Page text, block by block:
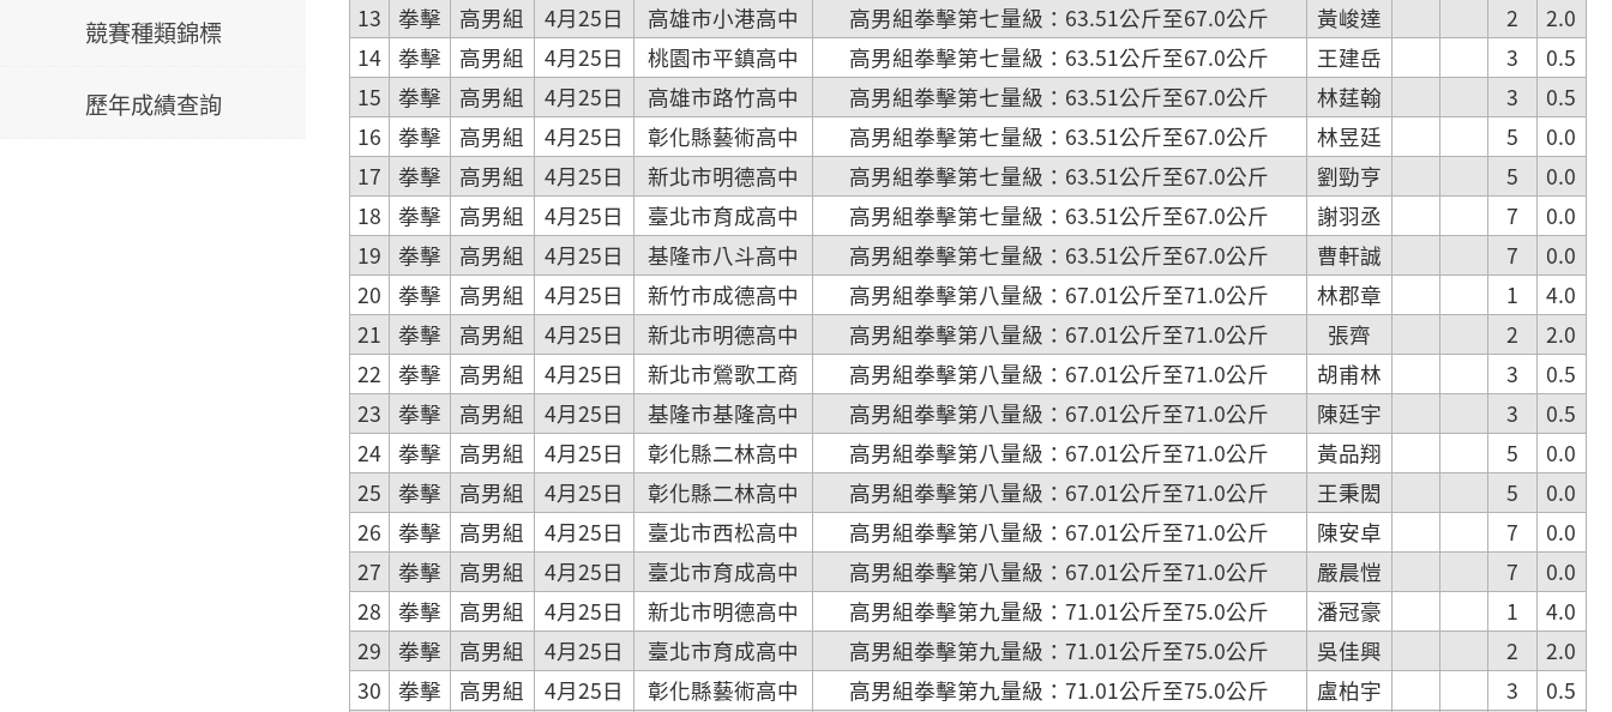
競賽種類錦標
歷年成績查詢
13 拳擊 高男組 4月25日 高雄市小港高中 高男組拳擊第七量級：63.51公斤至67.0公斤 黃峻達 2
2.0
14 拳擊 高男組 4月25日 桃園市平鎮高中 高男組拳擊第七量級：63.51公斤至67.0公斤 王建岳 3
0.5
15 拳擊 高男組 4月25日 高雄市路竹高中 高男組拳擊第七量級：63.51公斤至67.0公斤 林莛翰 3
0.5
16 拳擊 高男組 4月25日 彰化縣藝術高中 高男組拳擊第七量級：63.51公斤至67.0公斤 林昱廷 5
0.0
17 拳擊 高男組 4月25日 新北市明德高中 高男組拳擊第七量級：63.51公斤至67.0公斤 劉勁亨 5
0.0
18 拳擊 高男組 4月25日 臺北市育成高中 高男組拳擊第七量級：63.51公斤至67.0公斤 謝羽丞 7
0.0
19 拳擊 高男組 4月25日 基隆市八斗高中 高男組拳擊第七量級：63.51公斤至67.0公斤 曹軒誠 7
0.0
20 拳擊 高男組 4月25日 新竹市成德高中 高男組拳擊第八量級：67.01公斤至71.0公斤 林郡章 1
4.0
21 拳擊 高男組 4月25日 新北市明德高中 高男組拳擊第八量級：67.01公斤至71.0公斤 張齊 2
2.0
22 拳擊 高男組 4月25日 新北市鶯歌工商 高男組拳擊第八量級：67.01公斤至71.0公斤 胡甫林 3
0.5
23 拳擊 高男組 4月25日 基隆市基隆高中 高男組拳擊第八量級：67.01公斤至71.0公斤 陳廷宇 3
0.5
24 拳擊 高男組 4月25日 彰化縣二林高中 高男組拳擊第八量級：67.01公斤至71.0公斤 黃品翔 5
0.0
25 拳擊 高男組 4月25日 彰化縣二林高中 高男組拳擊第八量級：67.01公斤至71.0公斤 王秉閎 5
0.0
26 拳擊 高男組 4月25日 臺北市西松高中 高男組拳擊第八量級：67.01公斤至71.0公斤 陳安卓 7
0.0
27 拳擊 高男組 4月25日 臺北市育成高中 高男組拳擊第八量級：67.01公斤至71.0公斤 嚴晨愷 7
0.0
28 拳擊 高男組 4月25日 新北市明德高中 高男組拳擊第九量級：71.01公斤至75.0公斤 潘冠豪 1
4.0
29 拳擊 高男組 4月25日 臺北市育成高中 高男組拳擊第九量級：71.01公斤至75.0公斤 吳佳興 2
2.0
30 拳擊 高男組 4月25日 彰化縣藝術高中 高男組拳擊第九量級：71.01公斤至75.0公斤 盧柏宇 3
0.5